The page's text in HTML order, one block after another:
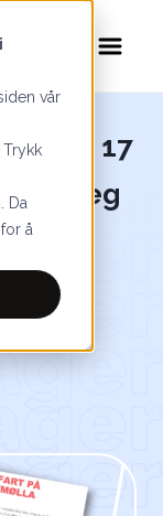
vår
Da
å
– 17
deg
og